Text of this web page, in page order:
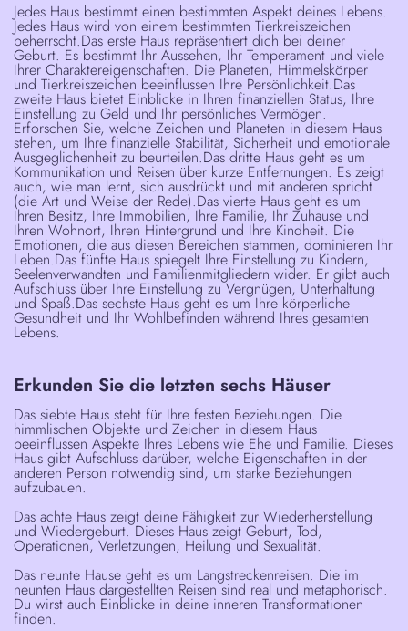
Jedes Haus bestimmt einen bestimmten Aspekt deines Lebens.
Jedes Haus wird von einem bestimmten Tierkreiszeichen
beherrscht.Das erste Haus repräsentiert dich bei deiner
Geburt. Es bestimmt Ihr Aussehen, Ihr Temperament und viele
Ihrer Charaktereigenschaften. Die Planeten, Himmelskörper
und Tierkreiszeichen beeinflussen Ihre Persönlichkeit.Das
zweite Haus bietet Einblicke in Ihren finanziellen Status, Ihre
Einstellung zu Geld und Ihr persönliches Vermögen.
Erforschen Sie, welche Zeichen und Planeten in diesem Haus
stehen, um Ihre finanzielle Stabilität, Sicherheit und emotionale
Ausgeglichenheit zu beurteilen.Das dritte Haus geht es um
Kommunikation und Reisen über kurze Entfernungen. Es zeigt
auch, wie man lernt, sich ausdrückt und mit anderen spricht
(die Art und Weise der Rede).Das vierte Haus geht es um
Ihren Besitz, Ihre Immobilien, Ihre Familie, Ihr Zuhause und
Ihren Wohnort, Ihren Hintergrund und Ihre Kindheit. Die
Emotionen, die aus diesen Bereichen stammen, dominieren Ihr
Leben.Das fünfte Haus spiegelt Ihre Einstellung zu Kindern,
Seelenverwandten und Familienmitgliedern wider. Er gibt auch
Aufschluss über Ihre Einstellung zu Vergnügen, Unterhaltung
und Spaß.Das sechste Haus geht es um Ihre körperliche
Gesundheit und Ihr Wohlbefinden während Ihres gesamten
Lebens.
Erkunden Sie die letzten sechs Häuser
Das siebte Haus steht für Ihre festen Beziehungen. Die
himmlischen Objekte und Zeichen in diesem Haus
beeinflussen Aspekte Ihres Lebens wie Ehe und Familie. Dieses
Haus gibt Aufschluss darüber, welche Eigenschaften in der
anderen Person notwendig sind, um starke Beziehungen
aufzubauen.
Das achte Haus zeigt deine Fähigkeit zur Wiederherstellung
und Wiedergeburt. Dieses Haus zeigt Geburt, Tod,
Operationen, Verletzungen, Heilung und Sexualität.
Das neunte Hause geht es um Langstreckenreisen. Die im
neunten Haus dargestellten Reisen sind real und metaphorisch.
Du wirst auch Einblicke in deine inneren Transformationen
finden.